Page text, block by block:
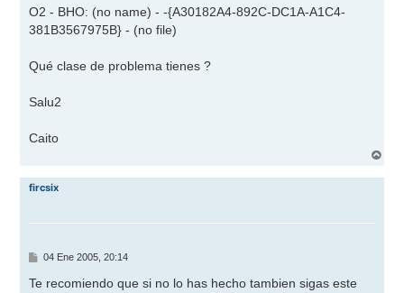
O2 - BHO: (no name) - -{A30182A4-892C-DC1A-A1C4-
381B3567975B} - (no file)
Qué clase de problema tienes ?
Salu2
Caito
r
fircsix
M
n
04 Ene 2005, 20:14
Te recomiendo que si no lo has hecho tambien sigas este